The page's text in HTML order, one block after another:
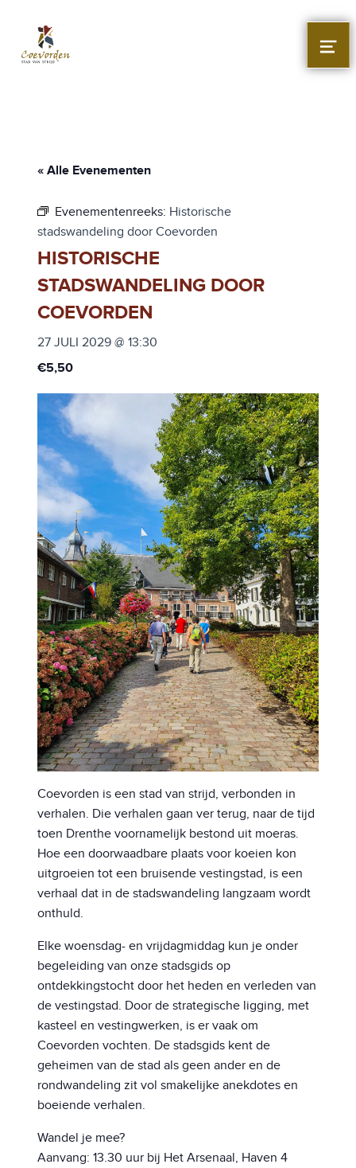
Stad Coevorden
STAD VAN STRIJD
« Alle Evenementen
Evenementenreeks: Historische
stadswandeling door Coevorden
HISTORISCHE
STADSWANDELING DOOR
COEVORDEN
27 JULI 2029 @ 13:30
€5,50
Coevorden is een stad van strijd, verbonden in
verhalen. Die verhalen gaan ver terug, naar de tijd
toen Drenthe voornamelijk bestond uit moeras.
Hoe een doorwaadbare plaats voor koeien kon
uitgroeien tot een bruisende vestingstad, is een
verhaal dat in de stadswandeling langzaam wordt
onthuld.
Elke woensdag- en vrijdagmiddag kun je onder
begeleiding van onze stadsgids op
ontdekkingstocht door het heden en verleden van
de vestingstad. Door de strategische ligging, met
kasteel en vestingwerken, is er vaak om
Coevorden vochten. De stadsgids kent de
geheimen van de stad als geen ander en de
rondwandeling zit vol smakelijke anekdotes en
boeiende verhalen.
Wandel je mee?
Aanvang: 13.30 uur bij Het Arsenaal, Haven 4